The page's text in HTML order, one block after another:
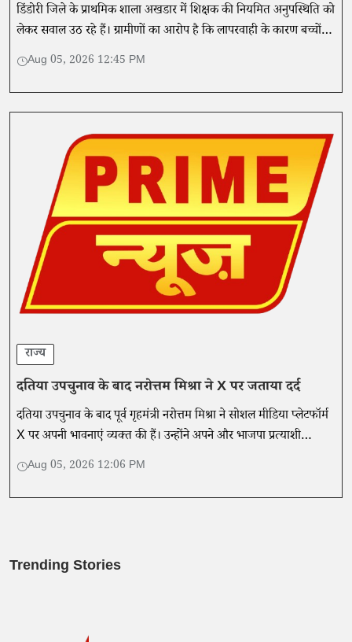
डिंडोरी जिले के प्राथमिक शाला अखडार में शिक्षक की नियमित अनुपस्थिति को
लेकर सवाल उठ रहे हैं। ग्रामीणों का आरोप है कि लापरवाही के कारण बच्चों
की पढ़ाई प्रभावित हो रही है।
Aug 05, 2026 12:45 PM
राज्य
दतिया उपचुनाव के बाद नरोत्तम मिश्रा ने X पर जताया दर्द
दतिया उपचुनाव के बाद पूर्व गृहमंत्री नरोत्तम मिश्रा ने सोशल मीडिया प्लेटफॉर्म
X पर अपनी भावनाएं व्यक्त की हैं। उन्होंने अपने और भाजपा प्रत्याशी
आशुतोष तिवारी को लेकर चल रही चर्चाओं को निराधार बताया है
Aug 05, 2026 12:06 PM
Trending Stories